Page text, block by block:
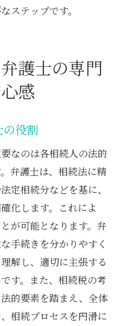
ステップです。
護士の専門
感
の役割
なのは各相続人の法的
弁護士は、相続法に精
定相続分などを基に、
化します。これによ
が可能となります。弁
手続きを分かりやすく
解し、適切に主張する
す。また、相続税の考
的要素を踏まえ、全体
相続プロセスを円滑に